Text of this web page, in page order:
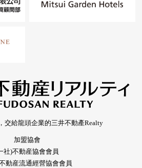
交給龍頭企業的三井不動產Realty
加盟協會
社)不動産協會會員
動産流通經營協會會員